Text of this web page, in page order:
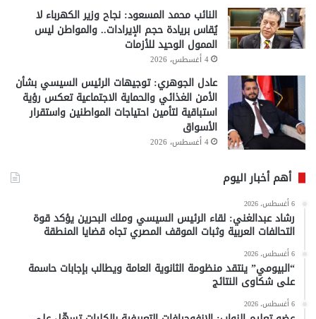
النائب محمد المسعود: نجاح وزير الكهرباء لا
يُقاس بريادة حجم الإيرادات.. والمواطن ليس
الممول الوحيد للأزمات
4 أغسطس، 2026
عادل الجوهري: توجيهات الرئيس السيسي بشأن
الأمن الغذائي والحماية الاجتماعية تعكس رؤية
استباقية لتأمين احتياجات المواطنين واستقرار
الأسواق
4 أغسطس، 2026
أهم أخبار اليوم
6 أغسطس، 2026
رشاد عبدالغني: لقاء الرئيس السيسي وملك البحرين يؤكد قوة
التحالفات العربية وثبات الموقف المصري تجاه قضايا المنطقة
6 أغسطس، 2026
“البيومي” ينتقد منظومة الثانوية العامة ويطالب بإجابات حاسمة
على شكاوى النتائج
6 أغسطس، 2026